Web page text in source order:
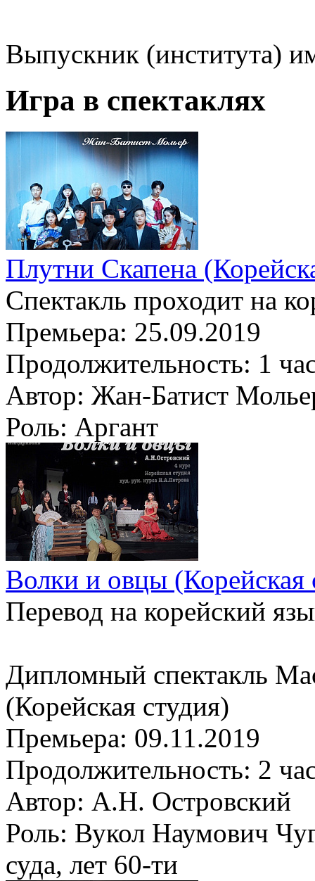
Выпускник (института)
Игра в спектаклях
Плутни Скапена
Спектакль проходит на
Премьера: 25.09.2019
Продолжительность: 1
Автор: Жан-Батист
Роль: Аргант
Волки и овцы (Корейская
Перевод на корейский
Дипломный спектакль
(Корейская студия)
Премьера: 09.11.2019
Продолжительность: 2
Автор: А.Н. Островский
Роль: Вукол Наумович
суда, лет 60-ти